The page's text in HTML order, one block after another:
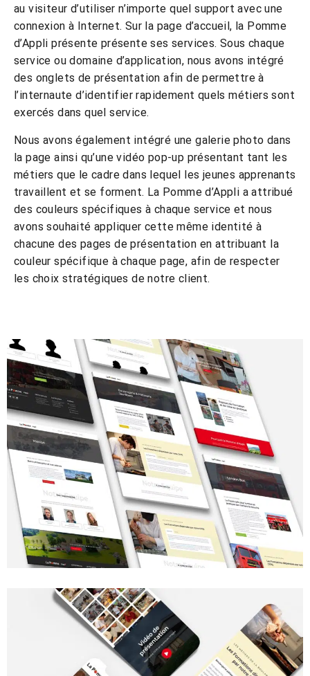
au visiteur d’utiliser n’importe quel support avec une
connexion à Internet. Sur la page d’accueil, la Pomme
d’Appli présente présente ses services. Sous chaque
service ou domaine d’application, nous avons intégré
des onglets de présentation afin de permettre à
l’internaute d’identifier rapidement quels métiers sont
exercés dans quel service.
Nous avons également intégré une galerie photo dans
la page ainsi qu’unevidéo pop-up présentant tant les
métiers que le cadre dans lequel les jeunes apprenants
travaillent et se forment. La Pomme d’Appli a attribué
des couleurs spécifiques à chaque service et nous
avons souhaité appliquer cette même identité à
chacune des pages de présentation en attribuant la
couleur spécifique à chaque page, afin de respecter
les choix stratégiques de notre client.